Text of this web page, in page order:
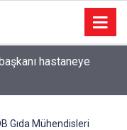
hastaneye
Gıda Mühendisleri